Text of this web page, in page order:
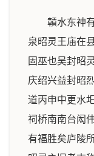
贑水东神
泉昭灵王庙在
固巫也吴封昭
庆绍兴益封昭
道丙申中更水
祠桥南南台闳
有福胜矣庐陵